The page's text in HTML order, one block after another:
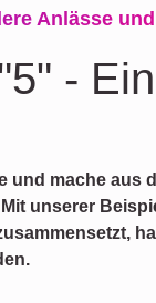
Anlässe
-
und mache aus
unserer